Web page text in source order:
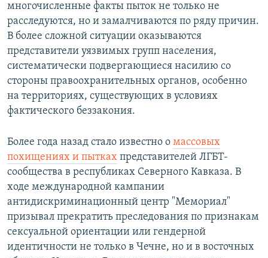
многочисленные факты пыток не только не
расследуются, но и замалчиваются по ряду причин.
В более сложной ситуации оказываются
представители уязвимых групп населения,
систематически подвергающиеся насилию со
стороны правоохранительных органов, особенно
на территориях, существующих в условиях
фактического беззакония.
Более года назад стало известно о массовых
похищениях и пытках представителей ЛГБТ-
сообщества в республиках Северного Кавказа. В
ходе международной кампании
антидискриминационный центр "Мемориал"
призывал прекратить преследования по признакам
сексуальной ориентации или гендерной
идентичности не только в Чечне, но и в восточных